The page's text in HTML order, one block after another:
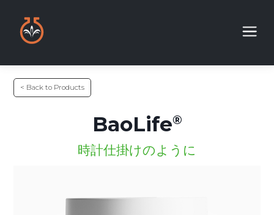
< Back to Products
BaoLife
時計仕掛けのように